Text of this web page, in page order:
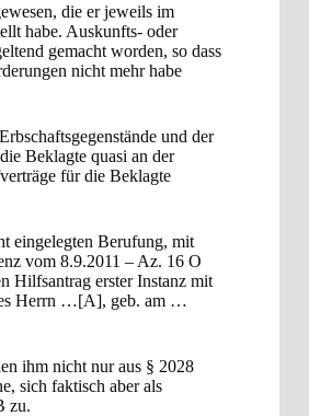
die er jeweils im
habe. Auskunfts- oder
gemacht worden, so dass
nicht mehr habe
und der
Beklagte quasi an der
für die Beklagte
eingelegten Berufung, mit
vom 8.9.2011 – Az. 16 O
Hilfsantrag erster Instanz mit
Herrn …[A], geb. am …
ihm nicht nur aus § 2028
sich faktisch aber als
zu.